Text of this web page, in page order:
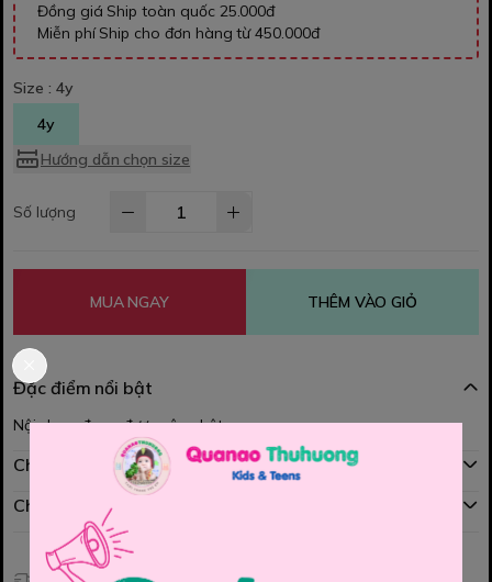
Đồng giá Ship toàn quốc 25.000đ
Miễn phí Ship cho đơn hàng từ 450.000đ
Size : 4y
4y
Hướng dẫn chọn size
Số lượng
MUA NGAY THÊM VÀO GIỎ
Đặc điểm nổi bật
Nội dung đang được cập nhật
Chính sách mua hàng
Chính sách đổi hàng